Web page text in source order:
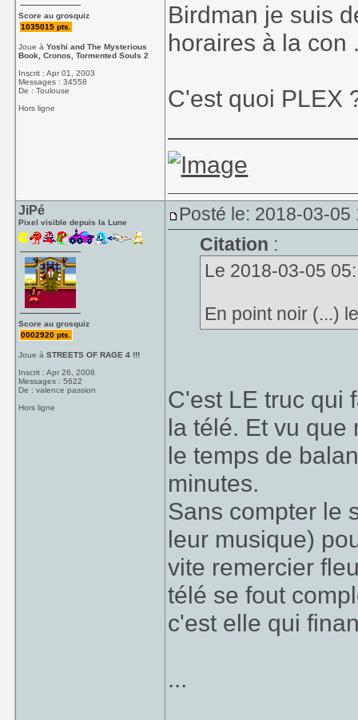
Score au grosquiz
1035015 pts.
Joue àYoshi and The Mysterious
Book, Cronos, Tormented Souls 2
Inscrit : Apr 01, 2003
Messages : 34558
De : Toulouse
Hors ligne
Birdman je suis
horaires à la con
C'est quoi PLEX
JiPé
Pixel visible depuis la Lune
Score au grosquiz
0002920 pts.
Joue àSTREETS OF RAGE 4 !!!
Inscrit : Apr 26, 2008
Messages : 5622
De : valence passion
Hors ligne
Posté le: 2018-03-05
Citation :
Le 2018-03-05
En point noir (...)
C'est LE truc qui
la télé. Et vu que
le temps de
minutes.
Sans compter le
leur musique)
vite remercier
télé se fout
c'est elle qui
...